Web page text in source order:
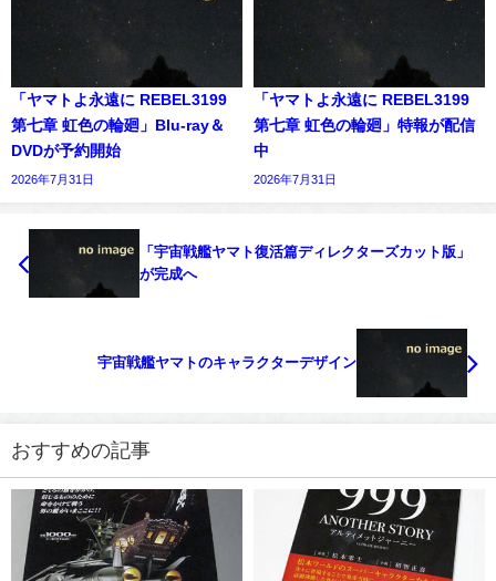
「ヤマトよ永遠に REBEL3199
第七章 虹色の輪廻」Blu-ray＆
DVDが予約開始
2026年7月31日
「ヤマトよ永遠に REBEL3199
第七章 虹色の輪廻」特報が配信
中
2026年7月31日
「宇宙戦艦ヤマト復活篇ディレクターズカット版」
が完成へ
宇宙戦艦ヤマトのキャラクターデザイン
おすすめの記事